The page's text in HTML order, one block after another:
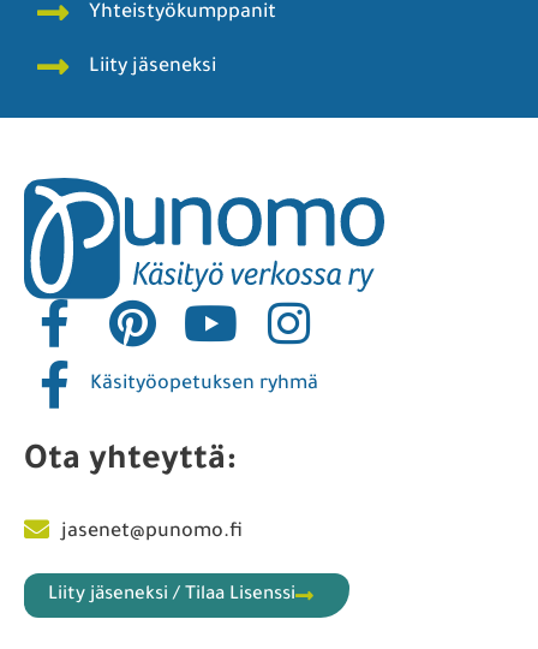
Yhteistyökumppanit
Liity jäseneksi
Käsityöopetuksen ryhmä
Ota yhteyttä:
jasenet@punomo.fi
Liity jäseneksi / Tilaa Lisenssi